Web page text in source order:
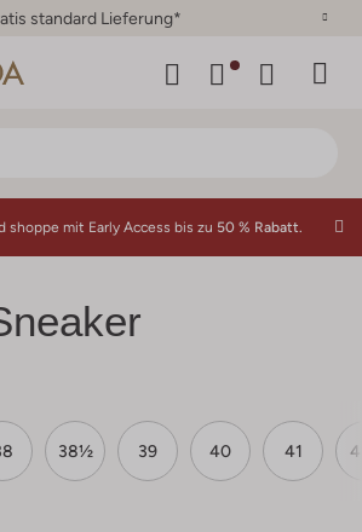
Tage Rückgaberecht
shoppe mit Early Access bis zu 50 % Rabatt.
38½ 39 40 41